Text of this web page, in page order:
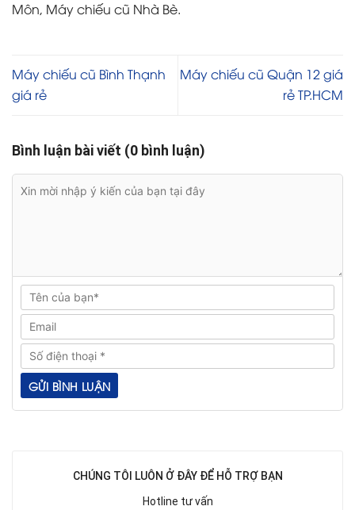
CHÚNG TÔI LUÔN Ở ĐÂY ĐỂ HỖ TRỢ BẠN
Hotline tư vấn
Môn, Máy chiếu cũ Nhà Bè.
Máy chiếu cũ Bình Thạnh
giá rẻ
Máy chiếu cũ Quận 12 giá
rẻ TP.HCM
Bình luận bài viết (0 bình luận)